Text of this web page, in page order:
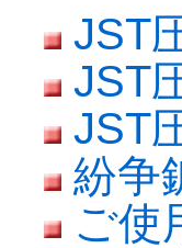
JST
JST
JST
紛争
ご使